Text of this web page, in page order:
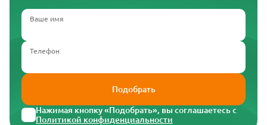
Ваше имя
Телефон
Подобрать
Нажимая кнопку «Подобрать», вы соглашаетесь с
Политикой конфиденциальности